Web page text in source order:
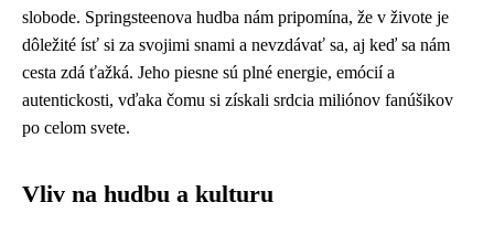
slobode. Springsteenova hudba nám pripomína, že v živote je
dôležité ísť si za svojimi snami a nevzdávať sa, aj keď sa nám
cesta zdá ťažká. Jeho piesne sú plné energie, emócií a
autentickosti, vďaka čomu si získali srdcia miliónov fanúšikov
po celom svete.
Vliv na hudbu a kulturu